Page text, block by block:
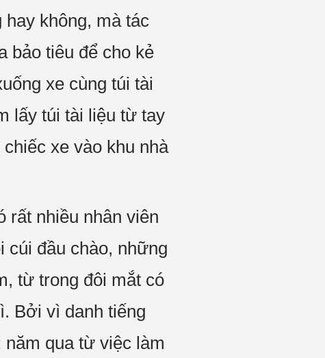
không, mà tác
bảo tiêu để cho kẻ
xe cùng túi tài
lấy túi tài liệu từ tay
xe vào khu nhà
rất nhiều nhân viên
cúi đầu chào, những
từ trong đôi mắt có
Bởi vì danh tiếng
qua từ việc làm